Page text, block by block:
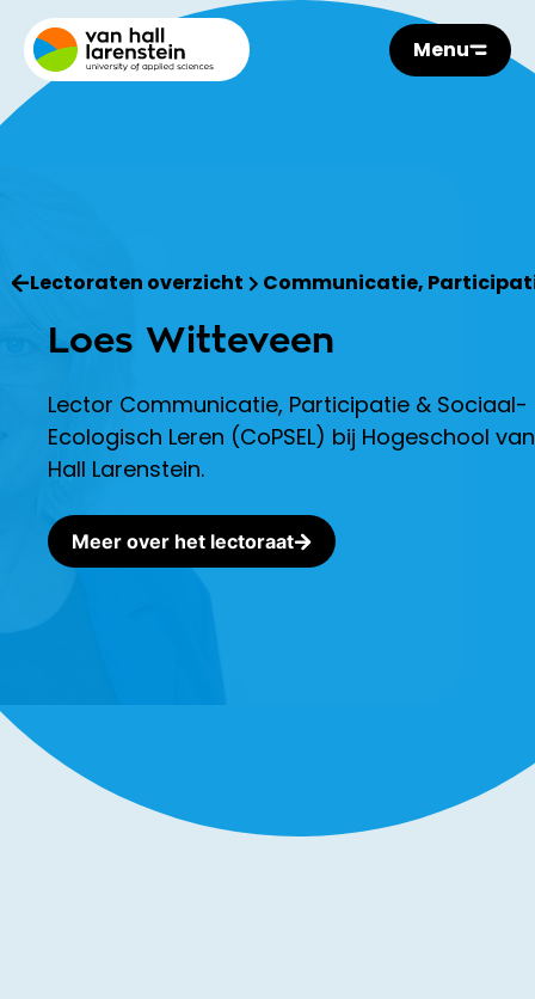
Menu
Lectoraten overzicht Communicatie,
Loes Witteveen
Lector Communicatie, Participatie & Sociaal-
Ecologisch Leren (CoPSEL) bij Hogeschool van
Hall Larenstein.
Meer over het lectoraat